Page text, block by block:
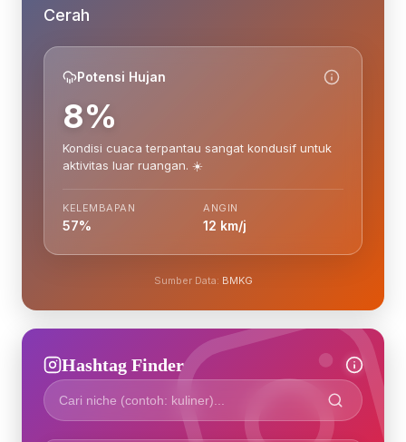
Cerah
Potensi Hujan
8%
Kondisi cuaca terpantau sangat kondusif untuk
aktivitas luar ruangan. ☀️
KELEMBAPAN
57%
ANGIN
12 km/j
Sumber Data: BMKG
Hashtag Finder